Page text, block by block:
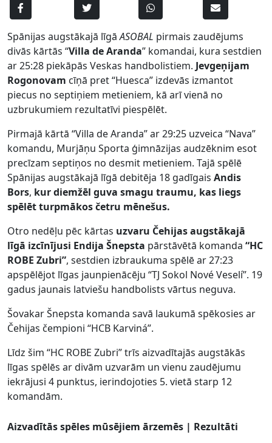
Spānijas augstākajā līgāASOBAL pirmais zaudējums
divās kārtās “Villa de Aranda” komandai, kura sestdien
ar 25:28 piekāpās Veskas handbolistiem. Jevgeņijam
Rogonovam cīņā pret “Huesca” izdevās izmantot
piecus no septiņiem metieniem, kā arī vienā no
uzbrukumiem rezultatīvi piespēlēt.
Pirmajā kārtā “Villa de Aranda” ar 29:25 uzveica “Nava”
komandu, Murjāņu Sporta ģimnāzijas audzēknim esot
precīzam septiņos no desmit metieniem. Tajā spēlē
Spānijas augstākajā līgā debitēja 18 gadīgais Andis
Bors, kur diemžēl guva smagu traumu, kas liegs
spēlēt turpmākos četru mēnešus.
Otro nedēļu pēc kārtas uzvaru Čehijas augstākajā
līgā izcīnījusi Endija Šnepsta pārstāvētā komanda “HC
ROBE Zubri”, sestdien izbraukuma spēlē ar 27:23
apspēlējot līgas jaunpienācēju “TJ Sokol Nové Veselí”. 19
gadus jaunais latviešu handbolists vārtus neguva.
Šovakar Šnepsta komanda savā laukumā spēkosies ar
Čehijas čempioni “HCB Karviná”.
Līdz šim “HC ROBE Zubri” trīs aizvadītajās augstākās
līgas spēlēs ar divām uzvarām un vienu zaudējumu
iekrājusi 4 punktus, ierindojoties 5. vietā starp 12
komandām.
Aizvadītās spēles mūsējiem ārzemēs | Rezultāti